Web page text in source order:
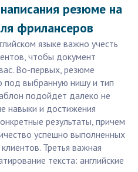
резюме на
фрилансеров
языке важно учесть
чтобы документ
Во-первых, резюме
выбранную нишу и тип
подойдет далеко не
навыки и достижения
результаты, причем
успешно выполненных
Третья важная
текста: английские